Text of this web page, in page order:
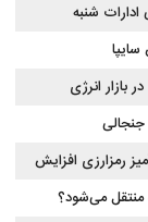
ادارات شنبه
بازار انرژی
رمزارزی افزایش
منتقل می‌شود؟